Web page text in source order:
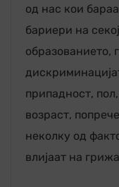
од нас кои
бариери на
образованието,
припадност,
возраст,
неколку од
влијаат на